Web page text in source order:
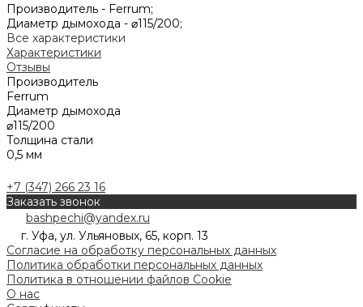
Производитель - Ferrum;
Диаметр дымохода - ⌀115/200;
Все характеристики
Характеристики
Отзывы
Производитель
Ferrum
Диаметр дымохода
⌀115/200
Толщина стали
0,5 мм
+7 (347) 266 23 16
Заказать звонок
bashpechi@yandex.ru
г. Уфа, ул. Ульяновых, 65, корп. 13
Согласие на обработку персональных данных
Политика обработки персональных данных
Политика в отношении файлов Cookie
О нас